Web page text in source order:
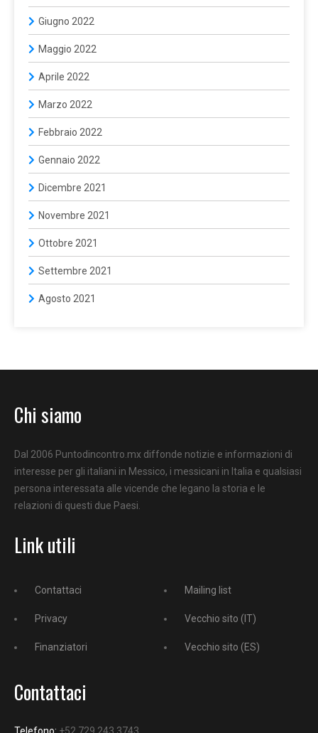
Giugno 2022
Maggio 2022
Aprile 2022
Marzo 2022
Febbraio 2022
Gennaio 2022
Dicembre 2021
Novembre 2021
Ottobre 2021
Settembre 2021
Agosto 2021
Chi siamo
Dal 2006 Puntodincontro.mx diffonde notizie e informazioni di
interesse per gli italiani in Messico, i messicani in Italia e qualsiasi
persona interessata alle vicende che legano la storia e le
relazioni di questi due Paesi.
Link utili
Contattaci
Privacy
Finanziatori
Mailing list
Vecchio sito (IT)
Vecchio sito (ES)
Contattaci
Telefono: +52 729 243 3743